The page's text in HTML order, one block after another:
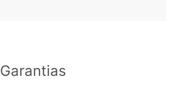
Garantias